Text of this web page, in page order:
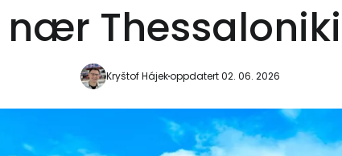
nær
Kryštof Hájekoppdatert 02. 06. 2026